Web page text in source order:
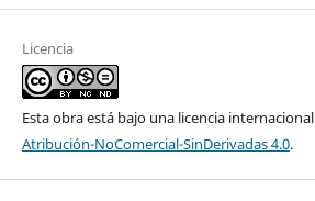
Licencia
Esta obra está bajo una licencia internacional
Atribución-NoComercial-SinDerivadas 4.0.